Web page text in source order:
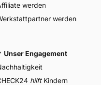
werden
werden
Unser Engagement
hilftKindern